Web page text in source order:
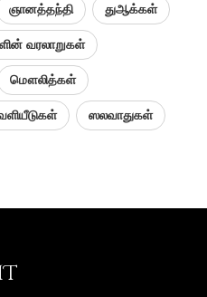
ஞானத்தந்தி துஆக்கள்
வரலாறுகள்
மௌலித்கள்
ஸலவாதுகள்